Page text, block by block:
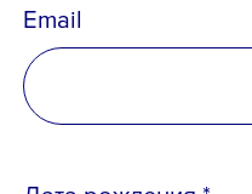
Email